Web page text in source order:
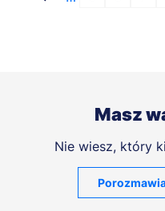
PoprzedniaStronaStrona
Masz
Nie wiesz, który